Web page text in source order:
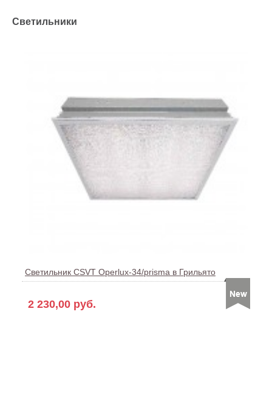
Светильники
Светильник CSVT Operlux-34/prisma в Грильято
2 230,00 руб.